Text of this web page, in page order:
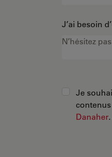
J’ai besoin
Je
Danaher